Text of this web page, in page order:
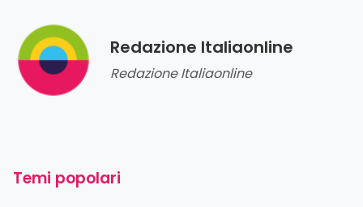
Redazione Italiaonline
Redazione Italiaonline
Temi popolari